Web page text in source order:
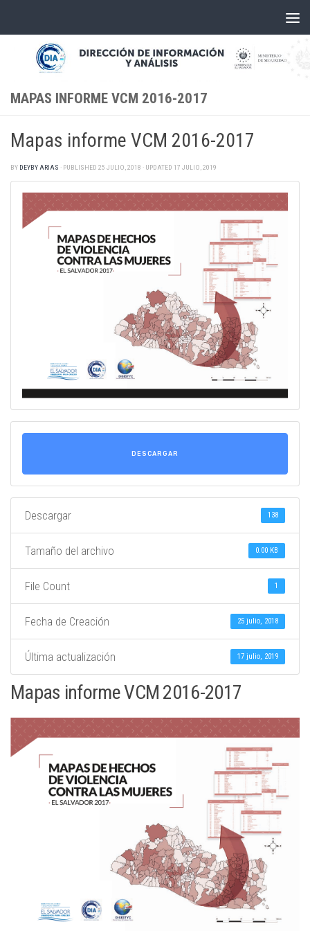
MAPAS INFORME VCM 2016-2017
Mapas informe VCM 2016-2017
BY DEYBY ARIAS · PUBLISHED 25 JULIO, 2018 · UPDATED 17 JULIO, 2019
DESCARGAR
Descargar 138
Tamaño del archivo 0.00 KB
File Count 1
Fecha de Creación 25 julio, 2018
Última actualización 17 julio, 2019
Mapas informe VCM 2016-2017